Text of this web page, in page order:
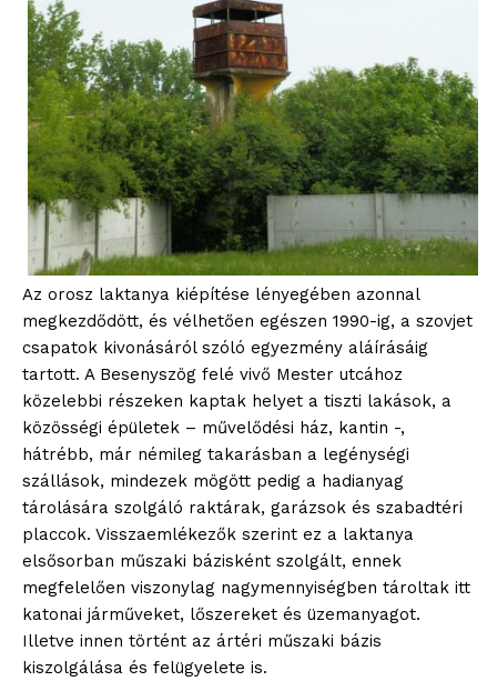
Az orosz laktanya kiépítése lényegében azonnal
megkezdődött, és vélhetően egészen 1990-ig, a szovjet
csapatok kivonásáról szóló egyezmény aláírásáig
tartott. A Besenyszög felé vivő Mester utcához
közelebbi részeken kaptak helyet a tiszti lakások, a
közösségi épületek – művelődési ház, kantin -,
hátrébb, már némileg takarásban a legénységi
szállások, mindezek mögött pedig a hadianyag
tárolására szolgáló raktárak, garázsok és szabadtéri
placcok. Visszaemlékezők szerint ez a laktanya
elsősorban műszaki bázisként szolgált, ennek
megfelelően viszonylag nagymennyiségben tároltak itt
katonai járműveket, lőszereket és üzemanyagot.
Illetve innen történt az ártéri műszaki bázis
kiszolgálása és felügyelete is.